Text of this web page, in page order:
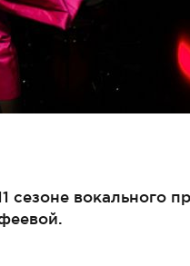
сезоне вокального